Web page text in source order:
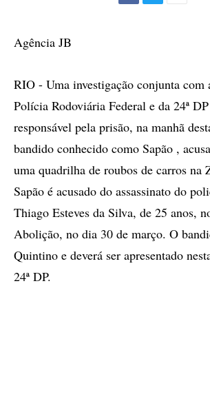
Agência JB
RIO - Uma investigação conjunta com
Polícia Rodoviária Federal e da 24ª
responsável pela prisão, na manhã
bandido conhecido como Sapão ,
uma quadrilha de roubos de carros na
Sapão é acusado do assassinato do
Thiago Esteves da Silva, de 25 anos,
Abolição, no dia 30 de março. O
Quintino e deverá ser apresentado
24ª DP.